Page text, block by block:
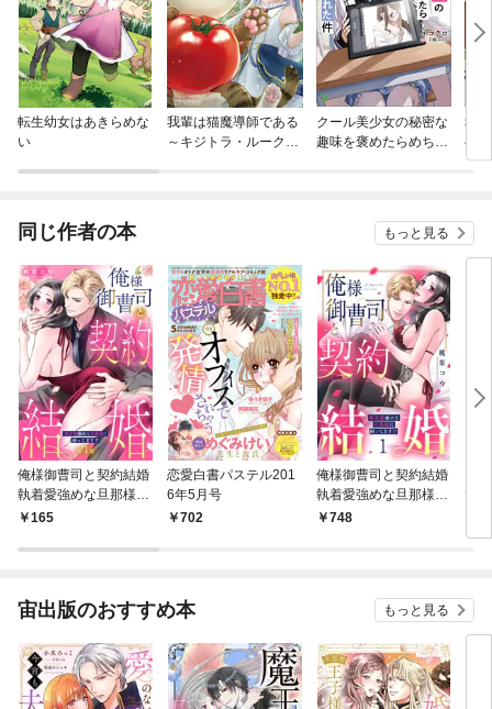
転生幼女はあきらめな
い
我輩は猫魔導師である
～キジトラ・ルークの
クール美少女の秘密な
趣味を褒めたらめちゃ
幸
ベア
同じ作者の本 もっと見る
俺様御曹司と契約結婚
執着愛強めな旦那様に
困ってます！？【単話
165
恋愛白書パステル201
6年5月号
702
俺様御曹司と契約結婚
執着愛強めな旦那様に
困ってます！？ 1【電
748
で
宙出版のおすすめ本 もっと見る